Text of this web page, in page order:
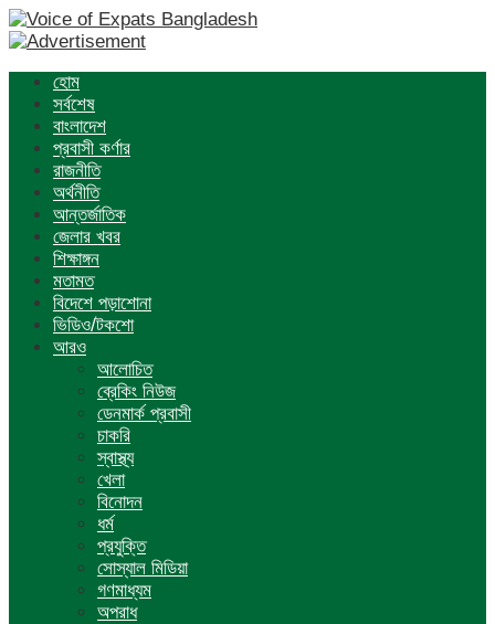
হোম
সর্বশেষ
বাংলাদেশ
প্রবাসী কর্ণার
রাজনীতি
অর্থনীতি
আন্তর্জাতিক
জেলার খবর
শিক্ষাঙ্গন
মতামত
বিদেশে পড়াশোনা
ভিডিও/টকশো
আরও
আলোচিত
ব্রেকিং নিউজ
ডেনমার্ক প্রবাসী
চাকরি
স্বাস্থ্য
খেলা
বিনোদন
ধর্ম
প্রযুক্তি
সোস্যাল মিডিয়া
গণমাধ্যম
অপরাধ